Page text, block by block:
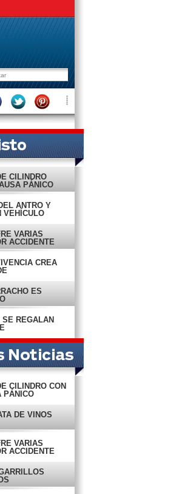
CILINDRO
PÁNICO
ANTRO Y
VEHÍCULO
VARIAS
ACCIDENTE
CREA
ES
REGALAN
CILINDRO CON
PÁNICO
DE VINOS
VARIAS
ACCIDENTE